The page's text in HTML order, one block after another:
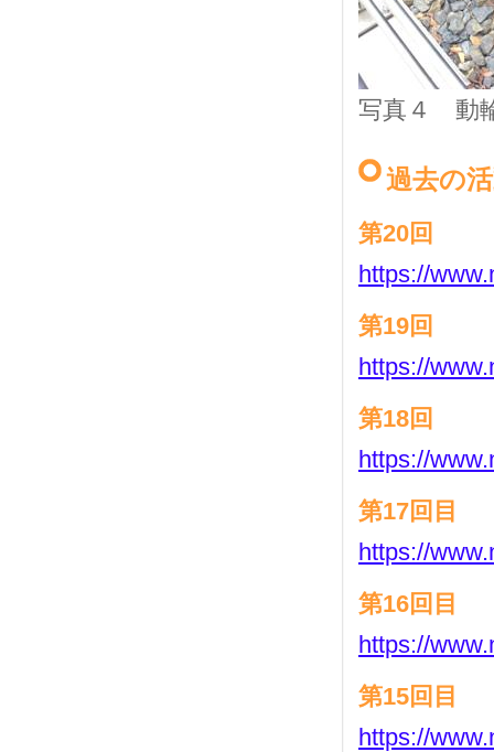
写真４ 動
過去の
第20回
https://
第19回
https://
第18回
https://
第17回目
https://
第16回目
https://
第15回目
https://